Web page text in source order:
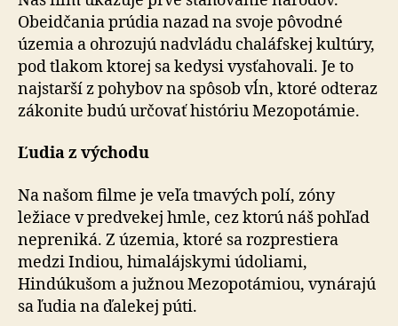
Obeidčania prúdia nazad na svoje pôvodné
územia a ohrozujú nadvládu chaláfskej kultúry,
pod tlakom ktorej sa kedysi vysťahovali. Je to
najstarší z pohybov na spôsob vĺn, ktoré odteraz
zákonite budú určovať históriu Mezopotámie.
Ľudia z východu
Na našom filme je veľa tmavých polí, zóny
ležiace v predvekej hmle, cez ktorú náš pohľad
nepreniká. Z územia, ktoré sa rozprestiera
medzi Indiou, himalájskymi údoliami,
Hindúkušom a južnou Mezopotámiou, vynárajú
sa ľudia na ďalekej púti.